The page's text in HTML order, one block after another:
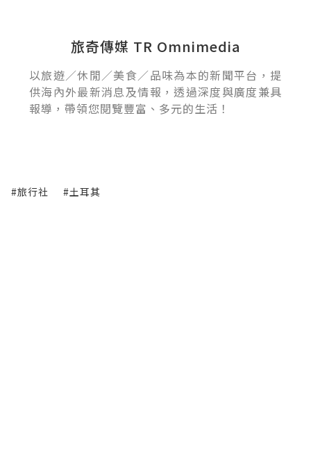
旅奇傳媒 TR Omnimedia
以旅遊／休閒／美食／品味為本的新聞平台，提
供海內外最新消息及情報，透過深度與廣度兼具
報導，帶領您閱覽豐富、多元的生活！
#旅行社 #土耳其